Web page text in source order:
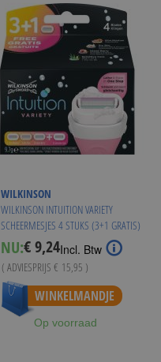
WILKINSON
WILKINSON INTUITION VARIETY
SCHEERMESJES 4 STUKS (3+1 GRATIS)
NU:Special
Price
€ 9,24Incl. Btw
( ADVIESPRIJS € 15,95 )
Vanaf € 8,99
WINKELMANDJE
Op voorraad